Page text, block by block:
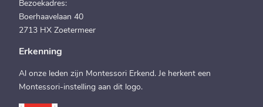
Bezoekadres:
Boerhaavelaan 40
2713 HX Zoetermeer
Erkenning
Al onze leden zijn Montessori Erkend. Je herkent een
Montessori-instelling aan dit logo.